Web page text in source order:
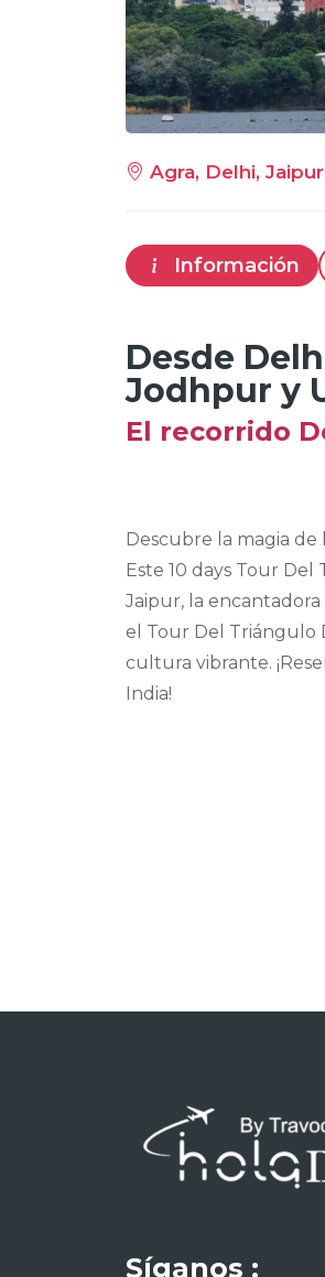
Agra, Delhi,
Información
Desde
Jodhpur y
El recorrido
Descubre la magia
Este 10 days Tour
Jaipur, la
el Tour Del Triángulo
cultura vibrante.
India!
Síganos :